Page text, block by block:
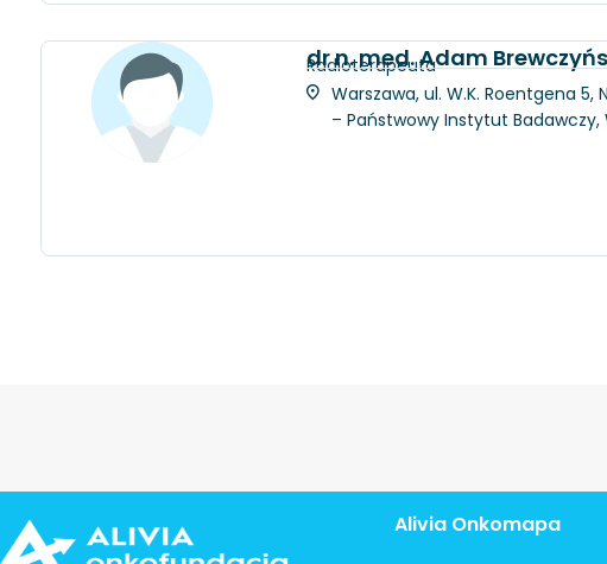
dr n. med. Adam
Radioterapeuta
Warszawa, ul. W.K. Roentgena
– Państwowy Instytut Badawczy,
Alivia Onkomapa